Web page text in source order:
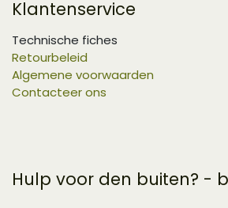
Klantenservice
Technische fiches
Retourbeleid
Algemene voorwaarden
Contacteer ons
Hulp voor den buiten? -